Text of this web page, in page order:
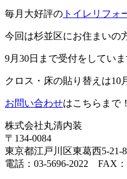
毎月大好評の トイレリフォ
今回は杉並区にお住まいの
9月30日まで受付をしていま
クロス・床の貼り替えは10
お問い合わせはこちらまで
株式会社丸清内装
〒134-0084
東京都江戸川区東葛西5-21-
電話：03-5696-2022 FAX：